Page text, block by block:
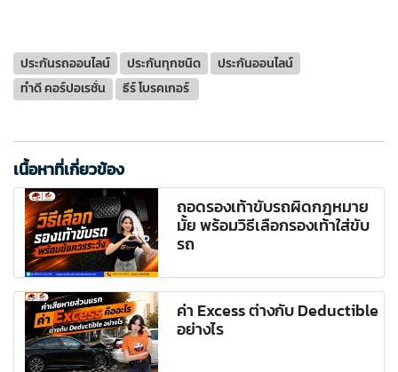
ประกันรถออนไลน์ ประกันทุกชนิด
ประกันออนไลน์
ทำดี คอร์ปอเรชั่น
ธีร์ โบรคเกอร์
เนื้อหาที่เกี่ยวข้อง
ถอดรองเท้าขับรถผิดกฎหมาย
มั้ย พร้อมวิธีเลือกรองเท้าใส่ขับ
รถ
ค่า Excess ต่างกับ Deductible
อย่างไร